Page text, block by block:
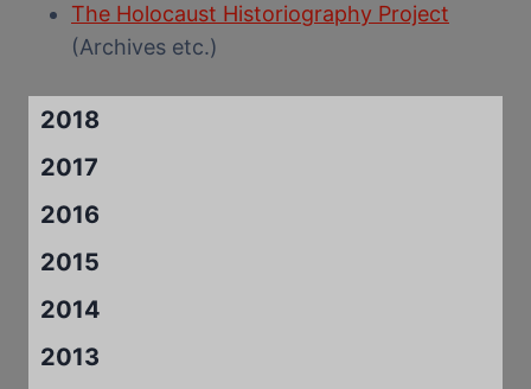
The Holocaust Historiography Project
(Archives etc.)
2018
2017
2016
2015
2014
2013